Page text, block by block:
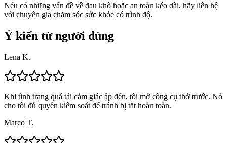
Nếu có những vấn đề về đau khổ hoặc an toàn kéo dài, hãy liên hệ
với chuyên gia chăm sóc sức khỏe có trình độ.
Ý kiến từ người dùng
Lena K.
Khi tình trạng quá tải cảm giác ập đến, tôi mở công cụ thở trước. Nó
cho tôi đủ quyền kiểm soát để tránh bị tắt hoàn toàn.
Marco T.